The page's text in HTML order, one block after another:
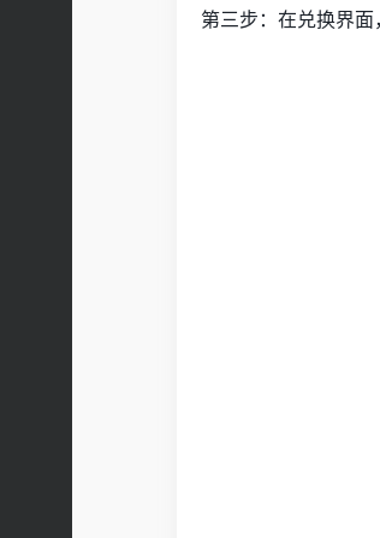
第三步：在兑换界